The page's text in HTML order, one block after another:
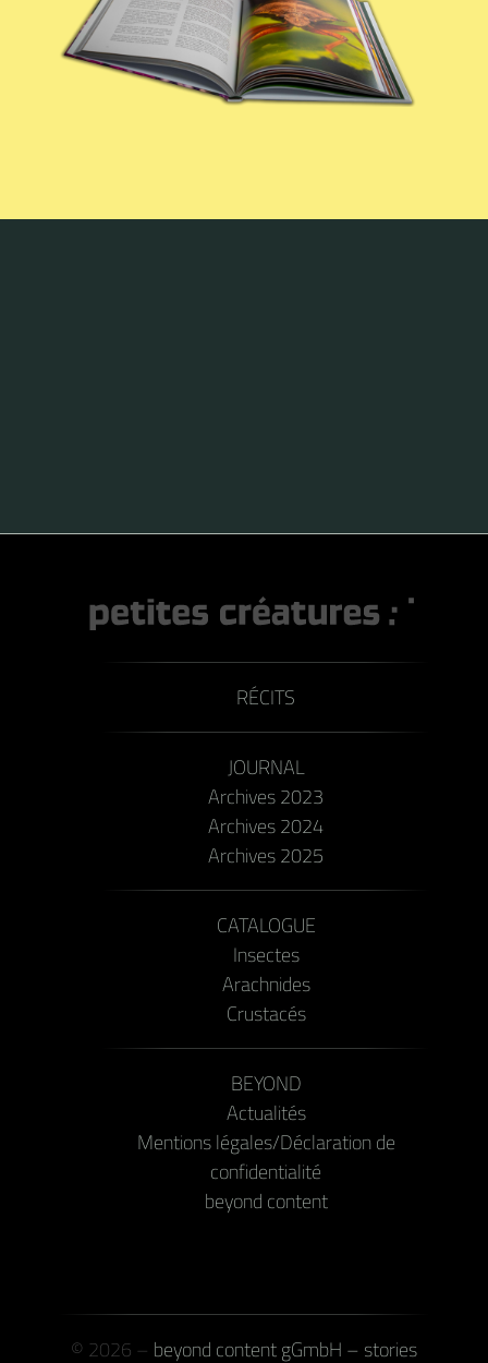
RÉCITS
JOURNAL
Archives 2023
Archives 2024
Archives 2025
CATALOGUE
Insectes
Arachnides
Crustacés
BEYOND
Actualités
Mentions légales/Déclaration de
confidentialité
beyond content
© 2026 – beyond content gGmbH – stories